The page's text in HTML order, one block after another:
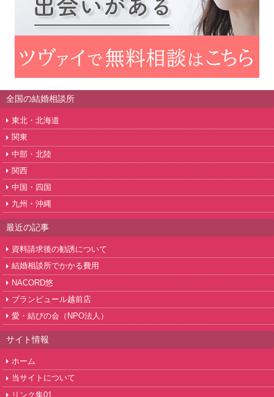
全国の結婚相談所
東北・北海道
関東
中部・北陸
関西
中国・四国
九州・沖縄
最近の記事
資料請求後の勧誘について
結婚相談所でかかる費用
NACORD悠
ブランピュール越前店
愛・結びの会（NPO法人）
サイト情報
ホーム
当サイトについて
リンク集01